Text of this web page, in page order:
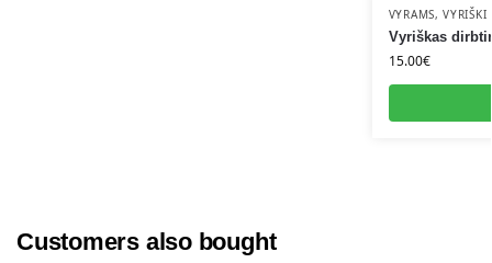
VYRAMS,VYRIŠKI
Vyriškas
15.00€
Customers also bought